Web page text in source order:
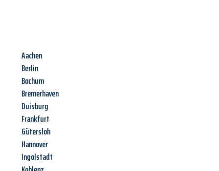
Aachen
Berlin
Bochum
Bremerhaven
Duisburg
Frankfurt
Gütersloh
Hannover
Ingolstadt